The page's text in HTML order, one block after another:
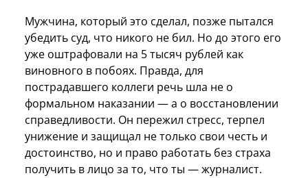
Мужчина, который это сделал, позже пытался
убедить суд, что никого не бил. Но до этого его
уже оштрафовали на 5 тысяч рублей как
виновного в побоях. Правда, для
пострадавшего коллеги речь шла не о
формальном наказании — а о восстановлении
справедливости. Он пережил стресс, терпел
унижение и защищал не только свои честь и
достоинство, но и право работать без страха
получить в лицо за то, что ты — журналист.